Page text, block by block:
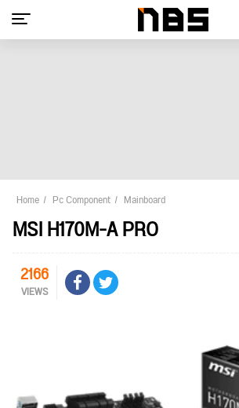
Home Pc Component Mainboard
MSI H170M-A PRO
2166
VIEWS